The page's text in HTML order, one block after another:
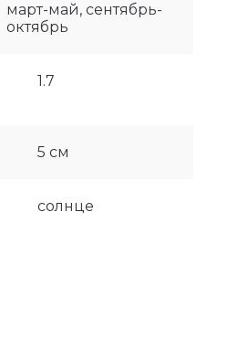
март-май, сентябрь-
октябрь
1.7
5 см
солнце